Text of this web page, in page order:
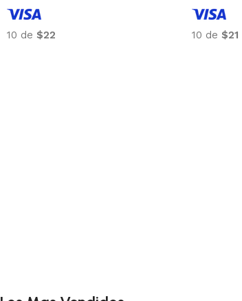
10 de $22 10 de $21